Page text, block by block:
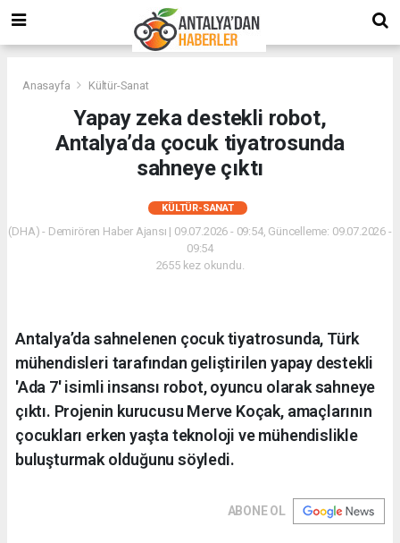
Anasayfa Kültür-Sanat
Yapay zeka destekli robot,
Antalya’da çocuk tiyatrosunda
sahneye çıktı
KÜLTÜR-SANAT
(DHA) - Demirören Haber Ajansı | 09.07.2026 - 09:54, Güncelleme: 09.07.2026 -
09:54
2655 kez okundu.
Antalya’da sahnelenen çocuk tiyatrosunda, Türk
mühendisleri tarafından geliştirilen yapay destekli
'Ada 7' isimli insansı robot, oyuncu olarak sahneye
çıktı. Projenin kurucusu Merve Koçak, amaçlarının
çocukları erken yaşta teknoloji ve mühendislikle
buluşturmak olduğunu söyledi.
ABONE OL